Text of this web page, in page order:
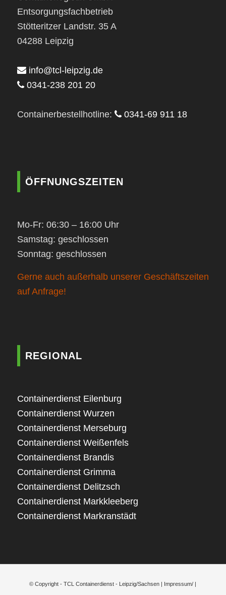
Entsorgungsfachbetrieb
Stötteritzer Landstr. 35 A
04288 Leipzig
info@tcl-leipzig.de
0341-238 201 20
Containerbestellhotline: 0341-69 911 18
ÖFFNUNGSZEITEN
Mo-Fr: 06:30 – 16:00 Uhr
Samstag: geschlossen
Sonntag: geschlossen
Gerne auch außerhalb unserer Geschäftszeiten
auf Anfrage!
REGIONAL
Containerdienst Eilenburg
Containerdienst Wurzen
Containerdienst Merseburg
Containerdienst Weißenfels
Containerdienst Brandis
Containerdienst Grimma
Containerdienst Delitzsch
Containerdienst Markkleeberg
Containerdienst Markranstädt
© Copyright - TCL Containerdienst - Leipzig/Sachsen | Impressum/ |